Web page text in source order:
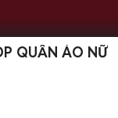
QUẦN ÁO NỮ